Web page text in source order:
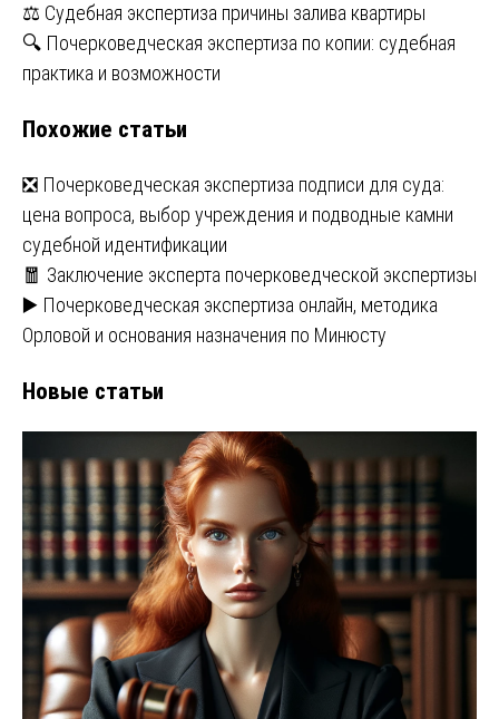
Навигация
по
⚖️ Судебная экспертиза причины залива квартиры
🔍 Почерковедческая экспертиза по копии: судебная
практика и возможности
Похожие статьи
❎ Почерковедческая экспертиза подписи для суда:
цена вопроса, выбор учреждения и подводные камни
судебной идентификации
🧧 Заключение эксперта почерковедческой экспертизы
▶️ Почерковедческая экспертиза онлайн, методика
Орловой и основания назначения по Минюсту
Новые статьи